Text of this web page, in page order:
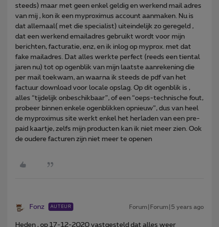
steeds) maar met geen enkel geldig en werkend mail adres
van mij , kon ik een myproximus account aanmaken. Nu is
dat allemaal( met die specialist) uiteindelijk zo geregeld ,
dat een werkend emailadres gebruikt wordt voor mijn
berichten, facturatie, enz, en ik inlog op myprox. met dat
fake mailadres. Dat alles werkte perfect (reeds een tiental
jaren nu) tot op ogenblik van mijn laatste aanrekening die
per mail toekwam, an waarna ik steeds de pdf van het
factuur download voor locale opslag. Op dit ogenblik is ,
alles “tijdelijk onbeschikbaar”, of een “oeps-technische fout,
probeer binnen enkele ogenblikken opnieuw”, dus van heel
de myproximus site werkt enkel het herladen van een pre-
paid kaartje, zelfs mijn producten kan ik niet meer zien. Ook
de oudere facturen zijn niet meer te openen
Fonz AUTEUR Forum|Forum|5 years ago
Heden , op 17-12-2020 vastgesteld dat alles weer